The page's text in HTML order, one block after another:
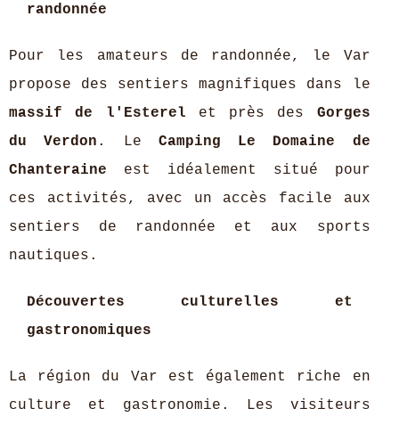
randonnée
Pour les amateurs de randonnée, le Var
propose des sentiers magnifiques dans le
massif de l'Esterel et près des Gorges
du Verdon . Le Camping Le Domaine de
Chanteraine est idéalement situé pour
ces activités, avec un accès facile aux
sentiers de randonnée et aux sports
nautiques.
Découvertes culturelles et
gastronomiques
La région du Var est également riche en
culture et gastronomie. Les visiteurs